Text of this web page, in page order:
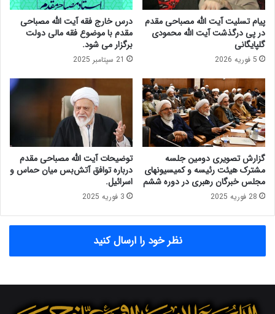
آ
ب
ا
ن
۱
۴
۰
۱
ی
م
ا
ل
ی
آ
ی
ت
ا
ل
ل
ه
م
ص
ب
ح
ق
م
پیام تسلیت آیت الله مصباحی مقدم
در پی درگذشت آیت الله محمودی
گلپایگانی
5 فوریه 2026
درس خارج فقه آیت الله مصباحی
مقدم با موضوع فقه مالی دولت
برگزار می شود.
21 سپتامبر 2025
گزارش تصویری دومین جلسه
مشترک هیئت رئیسه و کمیسیونهای
مجلس خبرگان رهبری در دوره ششم
28 فوریه 2025
توضیحات آیت الله مصباحی مقدم
درباره توافق آتش‌بس میان حماس و
اسرائیل.
3 فوریه 2025
نظر خود را ارسال کنید